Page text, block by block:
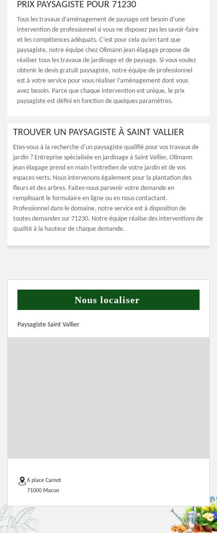
PRIX PAYSAGISTE POUR 71230
Tous les travaux d’aménagement de paysage ont besoin d’une
intervention de professionnel si vous ne disposez pas les savoir-faire
et les compétences adéquats. C’est pour cela qu’en tant que
paysagiste, notre équipe chez Ollmann jean élagage propose de
réaliser tous les travaux de jardinage et de paysage. Si vous voulez
obtenir le devis gratuit paysagiste, notre équipe de professionnel
est à votre service pour vous réaliser l’aménagement dont vous
avez besoin. Parce que chaque intervention est unique, le prix
paysagiste est défini en fonction de quelques paramètres.
TROUVER UN PAYSAGISTE À SAINT VALLIER
Etes-vous à la recherche d’un paysagiste qualifié pour vos travaux de
jardin ? Entreprise spécialisée en jardinage à Saint Vallier, Ollmann
jean élagage prend en main l'entretien de votre jardin et de vos
espaces verts. Nous intervenons également pour la plantation des
fleurs et des arbres. Faites-nous parvenir votre demande en
remplissant le formulaire en ligne ou en nous contactant.
Professionnel dans le domaine, notre service est à disposition de
toutes demandes sur 71230. Notre équipe réalise des interventions de
qualité à la hauteur de chaque demande.
Nous localiser
Paysagiste Saint Vallier
6 place Carnot
71000 Macon